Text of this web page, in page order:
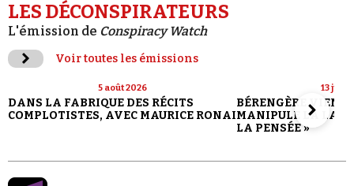
LES DÉCONSPIRATEURS
L'émission de Conspiracy Watch
Voir toutes les émissions
5 août 2026
DANS LA FABRIQUE DES RÉCITS
COMPLOTISTES, AVEC MAURICE RONAI
13
BÉRENGÈRE
MANIPULE LA
LA PENSÉE »